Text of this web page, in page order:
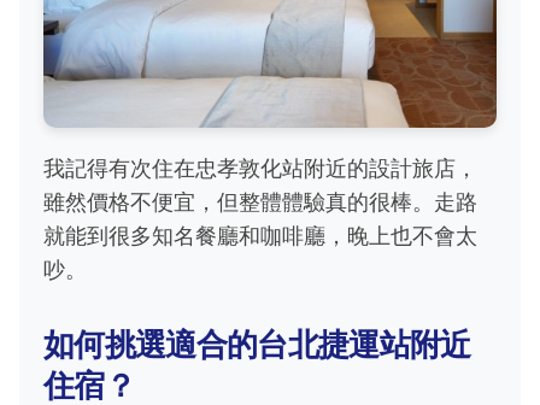
我記得有次住在忠孝敦化站附近的設計旅店，
雖然價格不便宜，但整體體驗真的很棒。走路
就能到很多知名餐廳和咖啡廳，晚上也不會太
吵。
如何挑選適合的台北捷運站附近
住宿？